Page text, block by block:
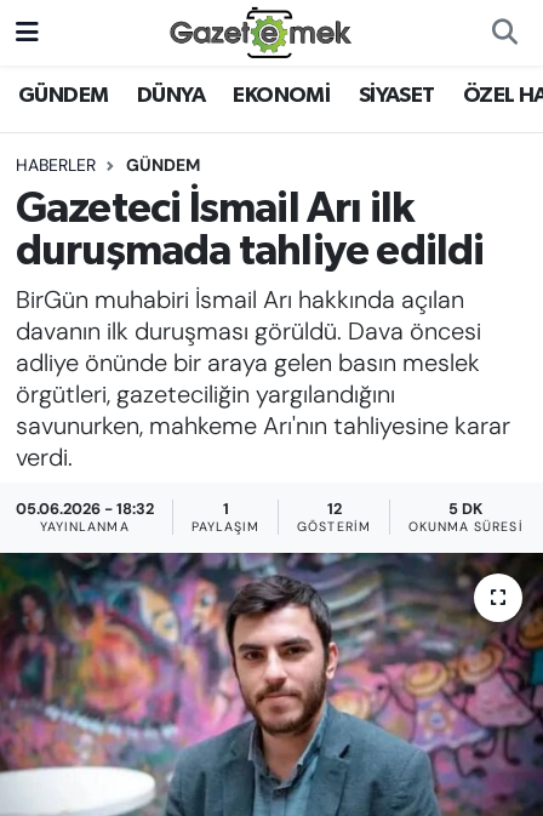
GÜNDEM DÜNYA EKONOMİ SİYASET ÖZEL
HABERLER GÜNDEM
Gazeteci İsmail Arı ilk
duruşmada tahliye edildi
BirGün muhabiri İsmail Arı hakkında açılan
davanın ilk duruşması görüldü. Dava öncesi
adliye önünde bir araya gelen basın meslek
örgütleri, gazeteciliğin yargılandığını
savunurken, mahkeme Arı'nın tahliyesine karar
verdi.
05.06.2026 - 18:32
YAYINLANMA
1
PAYLAŞIM
12
GÖSTERIM
5 DK
OKUNMA SÜRESI
DÜNYA
EKONOMİ
EMEK HABERLERİ
YENİ MEDYADA EMEK
GAZETECİLİĞİNİ GELİŞTİRMEK
FAYDALI BİLGİLER
GÜNDEM
KADIN
SAĞLIK
SPOR
KÜLTÜR-SANAT
MAGAZİN
Nöbetçi Eczaneler
Hava Durumu
İstanbul Namaz Vakitleri
Trafik Durumu
Süper Lig Puan Durumu ve Fikstür
Tüm Manşetler
Son Dakika Haberleri
Haber Arşivi